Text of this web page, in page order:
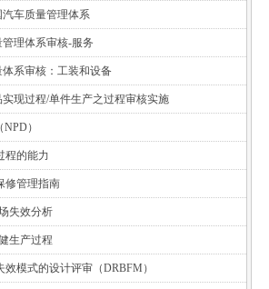
车质量管理体系
理体系审核-服务
系审核：工装和设备
现过程/单件生产之过程审核实施
）
程的能力
修管理指南
失效分析
生产过程
效模式的设计评审（DRBFM）